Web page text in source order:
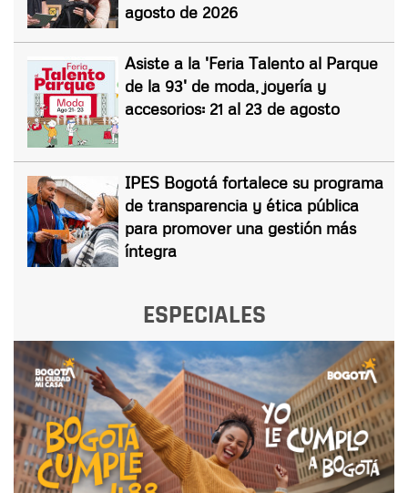
agosto de 2026
Asiste a la 'Feria Talento al Parque
de la 93' de moda, joyería y
accesorios: 21 al 23 de agosto
IPES Bogotá fortalece su programa
de transparencia y ética pública
para promover una gestión más
íntegra
ESPECIALES